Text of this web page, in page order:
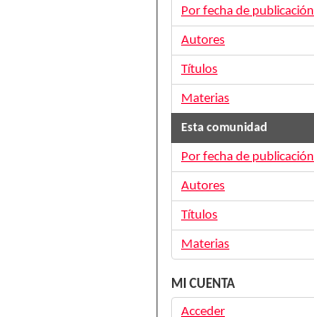
Por fecha de publicación
Autores
Títulos
Materias
Esta comunidad
Por fecha de publicación
Autores
Títulos
Materias
MI CUENTA
Acceder